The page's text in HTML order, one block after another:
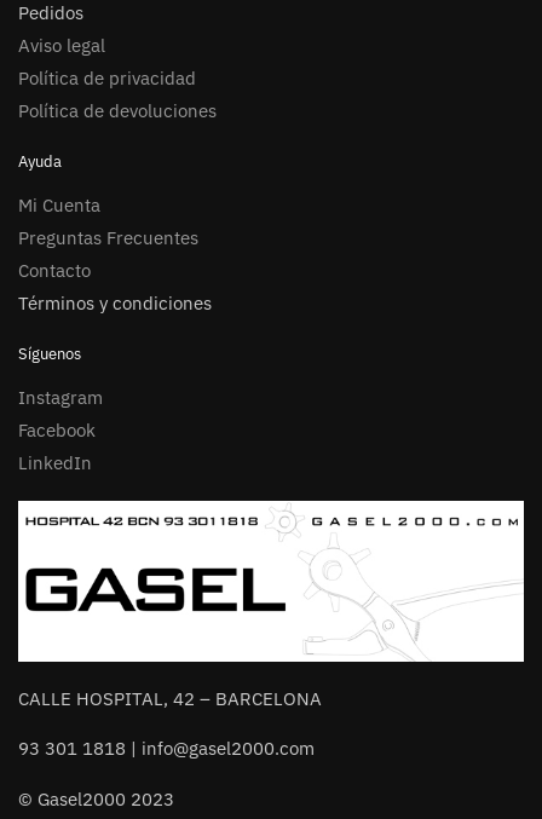
Pedidos
Aviso legal
Política de privacidad
Política de devoluciones
Ayuda
Mi Cuenta
Preguntas Frecuentes
Contacto
Términos y condiciones
Síguenos
Instagram
Facebook
LinkedIn
CALLE HOSPITAL, 42 – BARCELONA
93 301 1818 | info@gasel2000.com
© Gasel2000 2023